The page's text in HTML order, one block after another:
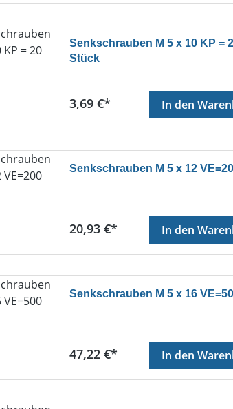
Senkschrauben M 5 x 10 KP =
Stück
Regulärer Preis:
3,69 €* In den
Senkschrauben M 5 x 12
Regulärer Preis:
20,93 €* In den
Senkschrauben M 5 x 16
Regulärer Preis:
47,22 €* In den